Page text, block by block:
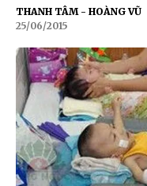
THANH TÂM - HOÀNG VŨ
25/06/2015